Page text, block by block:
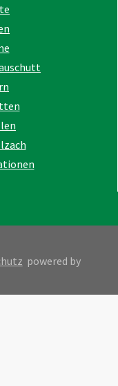
powered by